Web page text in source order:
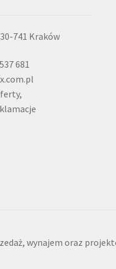
741 Kraków
681
wynajem oraz